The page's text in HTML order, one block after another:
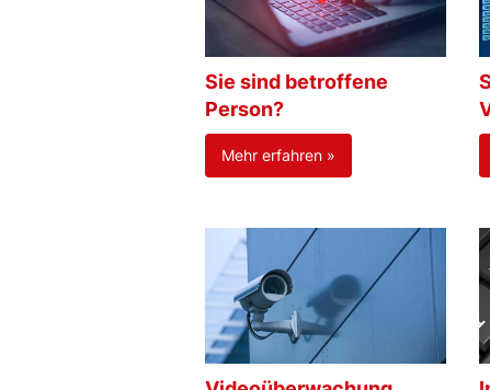
Sie sind betroffene
Person?
Mehr erfahren »